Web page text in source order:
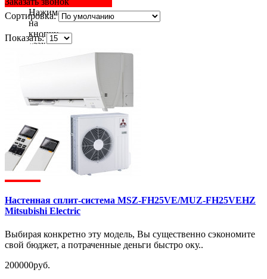
Нажимая
на
кнопку
«заказать
на
обработку
персональных
данных.
Сортировка:
Показать:
Настенная сплит-система MSZ-FH25VE/MUZ-FH25VEHZ
Mitsubishi Electric
Выбирая конкретно эту модель, Вы существенно сэкономите
свой бюджет, а потраченные деньги быстро оку..
200000руб.